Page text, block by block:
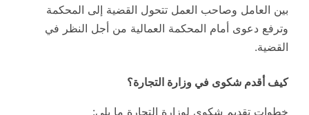
بين العامل وصاحب العمل تتحول القضية إلى المحكمة
وترفع دعوى أمام المحكمة العمالية من أجل النظر في
القضية.
كيف أقدم شكوى في وزارة التجارة؟
خطوات تقديم شكوى لوزارة التجارة ما يلي: